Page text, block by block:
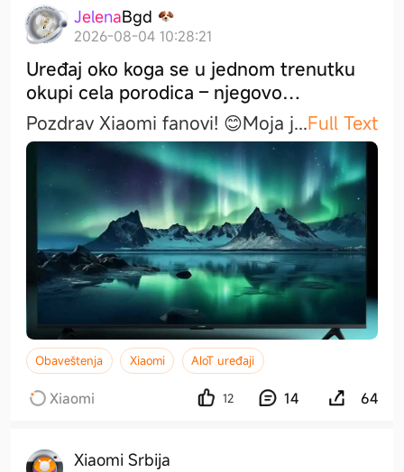
JelenaBgd
2026-08-04 10:28:21
Uređaj oko koga se u jednom trenutku
okupi cela porodica – njegovo
visočanstvo, TELEVIZOR! 📺
Pozdrav Xiaomi fanovi! 😊​Moja j...Full Text
Obaveštenja Xiaomi AIoT uređaji
Xiaomi 12 14 64
Xiaomi Srbija